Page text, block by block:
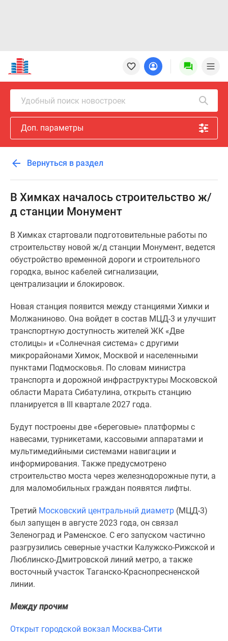
Новостройки
Квартиры
Ипотека
Новостройки
Москвы
Новостройки
Подмосковья
Новостройки
Москвы
Готовые
новостройки
Новостройки
Специальные
предложения
Коммерческие
помещения
Продавцы
застройщики
новостроек
Видеообзор
новостроек
Экспертиза
новостроек
Подмосковья
Студии
комнатные
комнатные
Квартиры
карте
Ипотечный
калькулятор
ипотека
ипотека
Удобный поиск новостроек
Доп. параметры
Вернуться в раздел
В Химках началось строительство ж/
д станции Монумент
В Химках стартовали подготовительные работы по
строительству новой ж/д станции Монумент, ведется
обустройство временной дороги и строительного
городка, вынос кабелей сигнализации,
централизации и блокировок.
Новая станция появится между станциями Химки и
Молжаниново. Она войдет в состав МЦД-3 и улучшит
транспортную доступность жителей ЖК «Две
столицы» и «Солнечная система» с другими
микрорайонами Химок, Москвой и населенными
пунктами Подмосковья. По словам министра
транспорта и дорожной инфраструктуры Московской
области Марата Сибатулина, открыть станцию
планируется в III квартале 2027 года.
Будут построены две «береговые» платформы с
навесами, турникетами, кассовыми аппаратами и
мультимедийными системами навигации и
информирования. Также предусмотрено
строительство моста через железнодорожные пути, а
для маломобильных граждан появятся лифты.
Третий Московский центральный диаметр (МЦД-3)
был запущен в августе 2023 года, он связал
Зеленоград и Раменское. С его запуском частично
разгрузились северные участки Калужско-Рижской и
Люблинско-Дмитровской линий метро, а также
восточный участок Таганско-Краснопресненской
линии.
Между прочим
Открыт городской вокзал Москва-Сити